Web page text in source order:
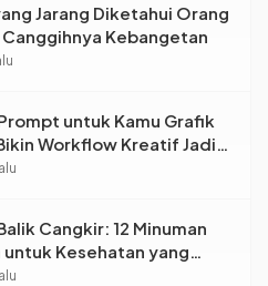
Jarang Diketahui Orang
Kebangetan
untuk Kamu Grafik
Workflow Kreatif Jadi
Cangkir: 12 Minuman
untuk Kesehatan yang
Saat Nongkrong